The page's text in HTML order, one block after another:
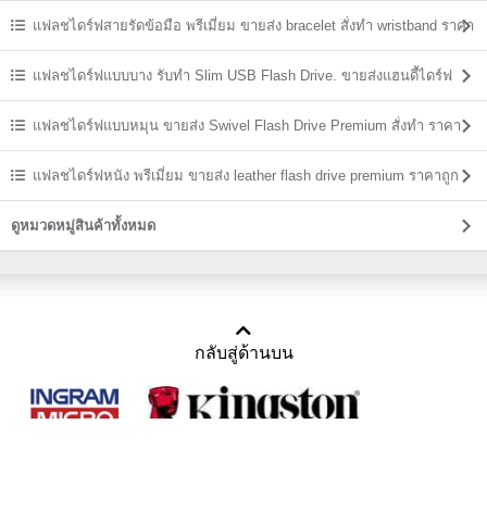
ส่ง แฟลชไดร์ฟสายรัดข้อมือ พรีเมี่ยม ขายส่ง bracelet สั่งทำ wristband ราคา
ถูก แฟลชไดร์ฟแบบบาง รับทำ Slim USB Flash Drive. ขายส่งแฮนดี้ไดร์ฟ
ราคาถูกแฟลชไดร์ฟแบบหมุน ขายส่ง Swivel Flash Drive Premium สั่งทำ ราคา
ถูก แฟลชไดร์ฟหนัง พรีเมี่ยม ขายส่ง leather flash drive premium ราคาถูก
ดูหมวดหมู่สินค้าทั้งหมด
กลับสู่ด้านบน